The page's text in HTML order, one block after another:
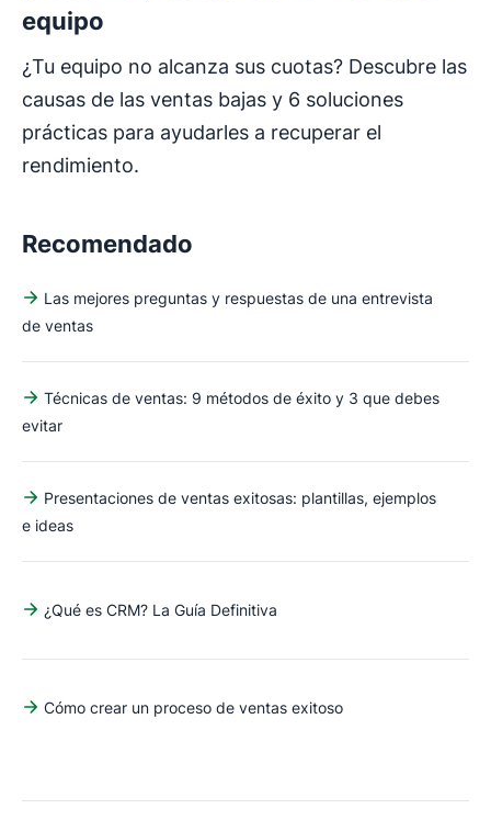
equipo
¿Tu equipo no alcanza sus cuotas? Descubre las
causas de las ventas bajas y 6 soluciones
prácticas para ayudarles a recuperar el
rendimiento.
Recomendado
Las mejores preguntas y respuestas de una entrevista
de ventas
Técnicas de ventas: 9 métodos de éxito y 3 que debes
evitar
Presentaciones de ventas exitosas: plantillas, ejemplos
e ideas
¿Qué es CRM? La Guía Definitiva
Cómo crear un proceso de ventas exitoso